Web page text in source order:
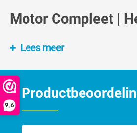
9,6
Motor Compleet |
Lees meer